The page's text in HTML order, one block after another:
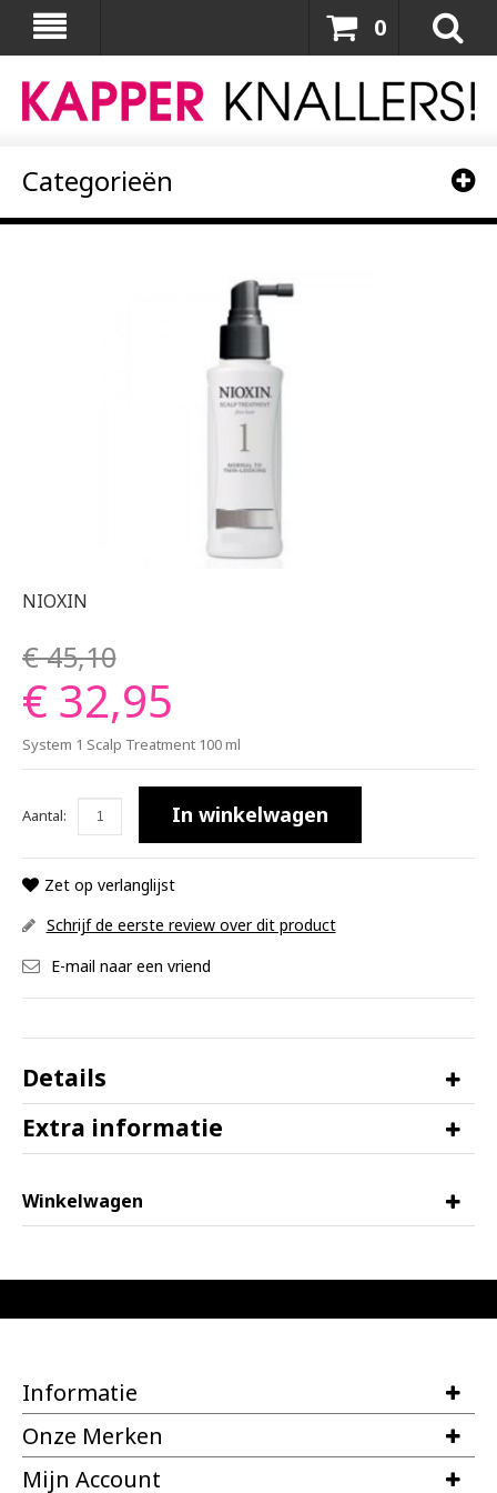
0
Categorieën
NIOXIN
€ 45,10
€ 32,95
System 1 Scalp Treatment 100 ml
Aantal: In winkelwagen
Zet op verlanglijst
Schrijf de eerste review over dit product
E-mail naar een vriend
Details
Extra informatie
Winkelwagen
Informatie
Onze Merken
Mijn Account